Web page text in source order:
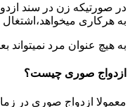
در صورتیکه زن در سند
به هرکاری میخواهد،اشتغال
به هیچ عنوان مرد نمیتواند
ازدواج صوری چیست؟
معمولا ازدواج صوری در